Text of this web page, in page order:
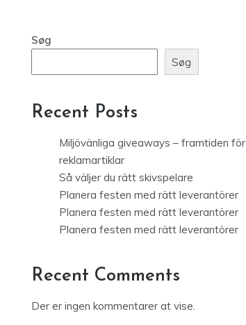
Søg
Søg
Recent Posts
Miljövänliga giveaways – framtiden för
reklamartiklar
Så väljer du rätt skivspelare
Planera festen med rätt leverantörer
Planera festen med rätt leverantörer
Planera festen med rätt leverantörer
Recent Comments
Der er ingen kommentarer at vise.